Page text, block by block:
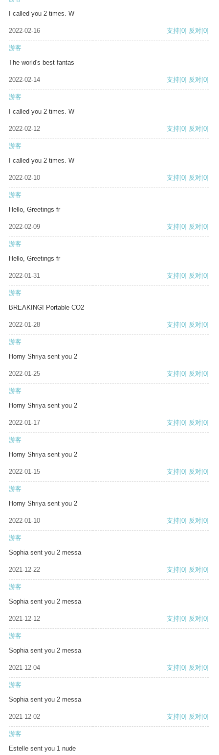
I called you 2 times. W
2022-02-16 支持[0] 反对[0]
游客
The world's best fantas
2022-02-14 支持[0] 反对[0]
游客
I called you 2 times. W
2022-02-12 支持[0] 反对[0]
游客
I called you 2 times. W
2022-02-10 支持[0] 反对[0]
游客
Hello, Greetings fr
2022-02-09 支持[0] 反对[0]
游客
Hello, Greetings fr
2022-01-31 支持[0] 反对[0]
游客
BREAKING! Portable CO2
2022-01-28 支持[0] 反对[0]
游客
Horny Shriya sent you 2
2022-01-25 支持[0] 反对[0]
游客
Horny Shriya sent you 2
2022-01-17 支持[0] 反对[0]
游客
Horny Shriya sent you 2
2022-01-15 支持[0] 反对[0]
游客
Horny Shriya sent you 2
2022-01-10 支持[0] 反对[0]
游客
Sophia sent you 2 messa
2021-12-22 支持[0] 反对[0]
游客
Sophia sent you 2 messa
2021-12-12 支持[0] 反对[0]
游客
Sophia sent you 2 messa
2021-12-04 支持[0] 反对[0]
游客
Sophia sent you 2 messa
2021-12-02 支持[0] 反对[0]
游客
Estelle sent you 1 nude